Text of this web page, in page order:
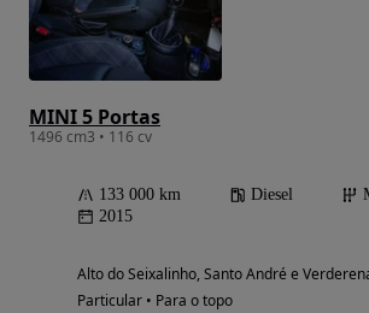
MINI 5 Portas
1496 cm3 • 116 cv
133 000 km Diesel
2015
Alto do Seixalinho, Santo André e
Particular • Para o topo